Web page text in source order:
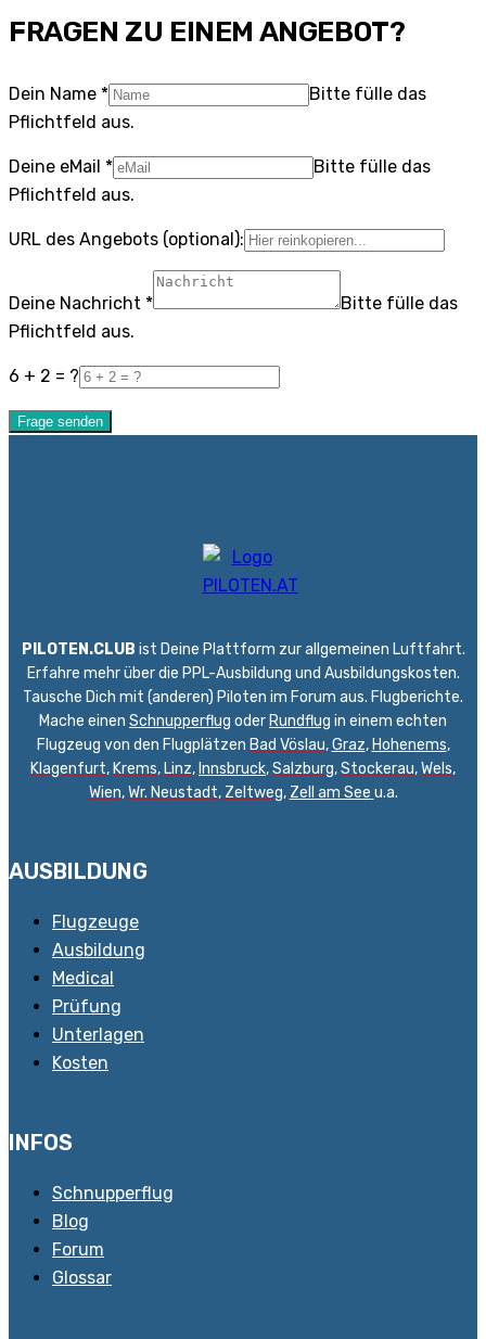
FRAGEN ZU EINEM ANGEBOT?
Dein Name *
Bitte fülle das
Pflichtfeld aus.
Deine eMail *
Bitte fülle das
Pflichtfeld aus.
URL des Angebots (optional):
Deine Nachricht *
Bitte fülle das
Pflichtfeld aus.
6 + 2 = ?
Frage senden
PILOTEN.CLUB ist Deine Plattform zur allgemeinen Luftfahrt.
Erfahre mehr über die PPL-Ausbildung und Ausbildungskosten.
Tausche Dich mit (anderen) Piloten im Forum aus. Flugberichte.
Mache einen Schnupperflug oder Rundflug in einem echten
Flugzeug von den Flugplätzen Bad Vöslau,Graz, Hohenems,
Klagenfurt, Krems, Linz, Innsbruck,Salzburg,Stockerau,Wels,
Wien,Wr. Neustadt, Zeltweg, Zell am See u.a.
AUSBILDUNG
Flugzeuge
Ausbildung
Medical
Prüfung
Unterlagen
Kosten
INFOS
Schnupperflug
Blog
Forum
Glossar